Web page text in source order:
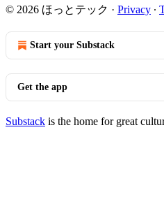
© 2026 ほっとテック · Privacy ∙
Start your Substack
Get the app
Substack is the home for great